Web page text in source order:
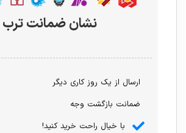
نشان ضمانت ترب
ارسال از یک روز کاری دیگر
ضمانت بازگشت وجه
با خیال راحت خرید کنید!